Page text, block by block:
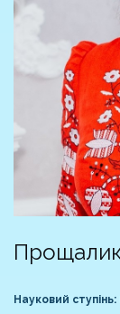
Науковий ступінь: